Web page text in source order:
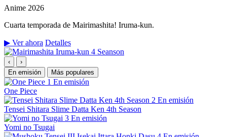
Anime 2026
Cuarta temporada de Mairimashita! Iruma-kun.
▶ Ver ahora Detalles
‹
›
En emisión
Más populares
1 En emisión
One Piece
2 En emisión
Tensei Shitara Slime Datta Ken 4th Season
3 En emisión
Yomi no Tsugai